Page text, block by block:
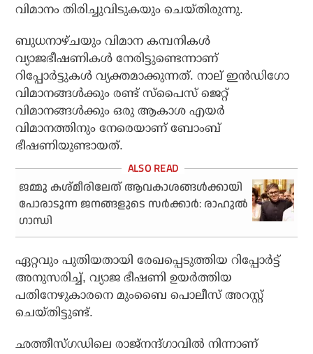
വിമാനം തിരിച്ചുവിടുകയും ചെയ്തിരുന്നു.
ബുധനാഴ്ചയും വിമാന കമ്പനികള്‍
വ്യാജഭീഷണികള്‍ നേരിട്ടുണ്ടെന്നാണ്
റിപ്പോര്‍ട്ടുകള്‍ വ്യക്തമാക്കുന്നത്. നാല് ഇന്‍ഡിഗോ
വിമാനങ്ങള്‍ക്കും രണ്ട് സ്പൈസ് ജെറ്റ്
വിമാനങ്ങള്‍ക്കും ഒരു ആകാശ എയര്‍
വിമാനത്തിനും നേരെയാണ് ബോംബ്
ഭീഷണിയുണ്ടായത്.
ജമ്മു കശ്മീരിലേത് ആവകാശങ്ങള്‍ക്കായി
പോരാടുന്ന ജനങ്ങളുടെ സര്‍ക്കാര്‍: രാഹുല്‍
ഗാന്ധി
ഏറ്റവും പുതിയതായി രേഖപ്പെടുത്തിയ റിപ്പോര്‍ട്ട്
അനുസരിച്ച്, വ്യാജ ഭീഷണി ഉയര്‍ത്തിയ
പതിനേഴുകാരനെ മുംബൈ പൊലീസ് അറസ്റ്റ്
ചെയ്തിട്ടുണ്ട്.
ഛത്തീസ്ഗഡിലെ രാജ്‌നന്ദ്ഗാവില്‍ നിന്നാണ്